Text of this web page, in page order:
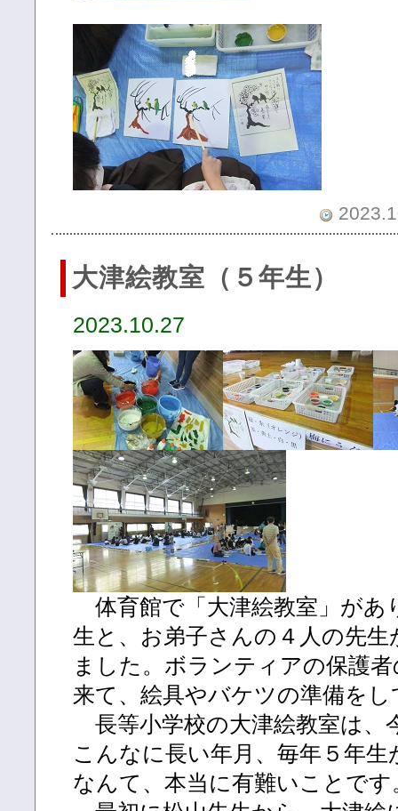
大津絵教室（５年生）
2023.10.27
体育館で「大津絵教室」があ
生と、お弟子さんの４人の先
ました。ボランティアの保護
来て、絵具やバケツの準備を
長等小学校の大津絵教室は、
こんなに長い年月、毎年５年
なんて、本当に有難いことです